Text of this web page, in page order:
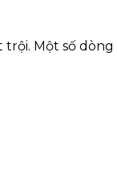
Một số dòng